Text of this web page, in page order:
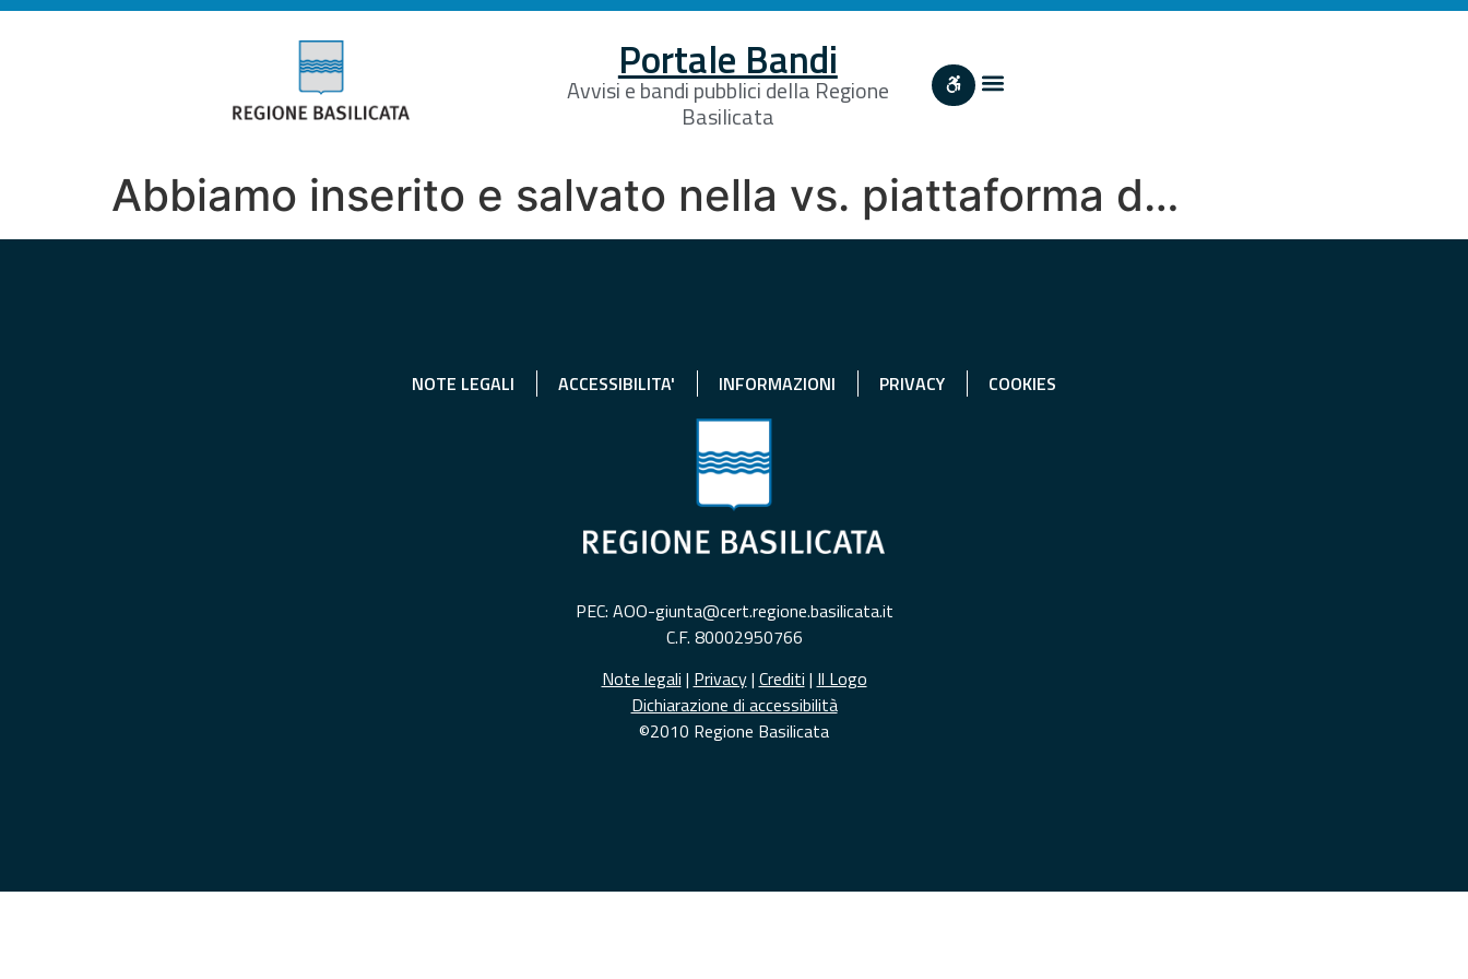
Portale Bandi
Avvisi e bandi pubblici della Regione
Basilicata
Abbiamo inserito e salvato nella vs. piattaforma d…
NOTE LEGALI ACCESSIBILITA' INFORMAZIONI PRIVACY COOKIES
PEC: AOO-giunta@cert.regione.basilicata.it
C.F. 80002950766
Note legali | Privacy| Crediti | Il Logo
Dichiarazione di accessibilità
©2010 Regione Basilicata